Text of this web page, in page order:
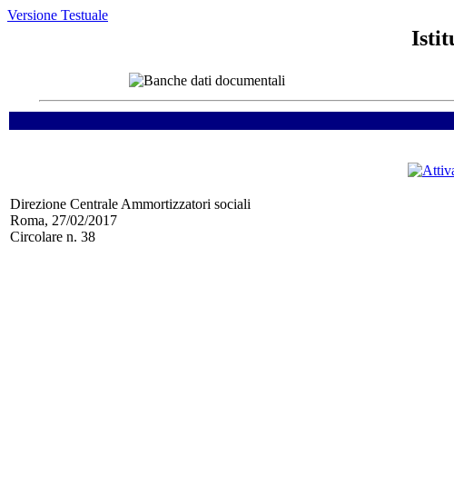
Versione Testuale
Direzione Centrale Ammortizzatori sociali
Roma, 27/02/2017
Circolare n. 38